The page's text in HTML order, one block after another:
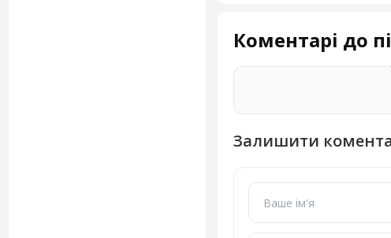
Коментарі до
Залишити